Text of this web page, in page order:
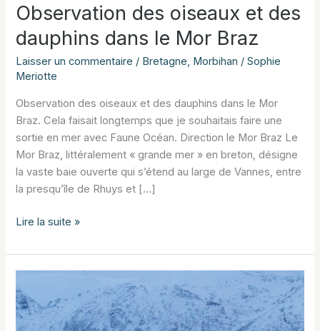
Observation des oiseaux et des
dauphins dans le Mor Braz
Laisser un commentaire / Bretagne, Morbihan /Sophie
Meriotte
Observation des oiseaux et des dauphins dans le Mor
Braz. Cela faisait longtemps que je souhaitais faire une
sortie en mer avec Faune Océan. Direction le Mor Braz Le
Mor Braz, littéralement « grande mer » en breton, désigne
la vaste baie ouverte qui s’étend au large de Vannes, entre
la presqu’île de Rhuys et […]
Observation
oiseaux
et
des
dauphins
dans
Lire la suite »